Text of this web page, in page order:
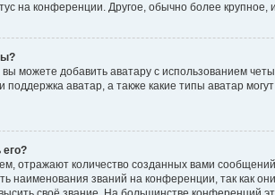
на конференции. Другое, обычно более
можете добавить аватару с использованием
поддержка аватар, а также какие типы аватар
его?
отражают количество созданных вами
наименования званий на конференции, так как